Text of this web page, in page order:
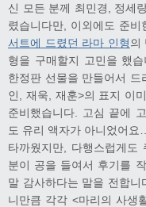
신 모든 분께 최민경, 정세
렸습니다만, 이외에도 준
서트에 드렸던 라마 인형의
형을 구매할지 고민을 했
한정판 선물을 만들어서 드
인, 재욱, 재훈>의 표지 이
준비했습니다. 고심 끝에
도 유리 액자가 아니었어
타까웠지만, 다행스럽게
분이 공을 들여서 후기를
말 감사하다는 말을 전합
니만큼 각각 <마리의 사생